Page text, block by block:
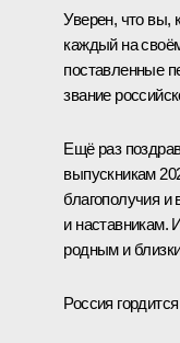
Уверен, что вы,
каждый на
поставленные
звание
Ещё раз
выпускникам
благополучия и
и наставникам.
родным и
Россия